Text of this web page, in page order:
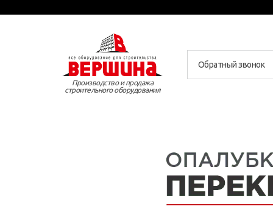
Производство и продажа
строительного оборудования
Обратный звонок